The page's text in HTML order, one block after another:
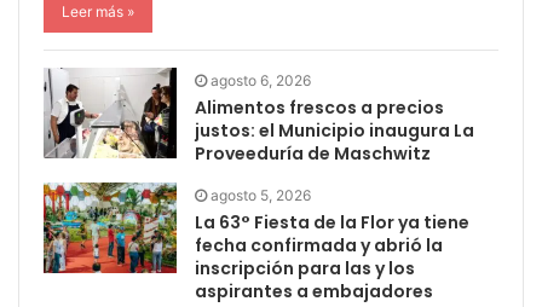
Leer más »
agosto 6, 2026
Alimentos frescos a precios
justos: el Municipio inaugura La
Proveeduría de Maschwitz
agosto 5, 2026
La 63° Fiesta de la Flor ya tiene
fecha confirmada y abrió la
inscripción para las y los
aspirantes a embajadores